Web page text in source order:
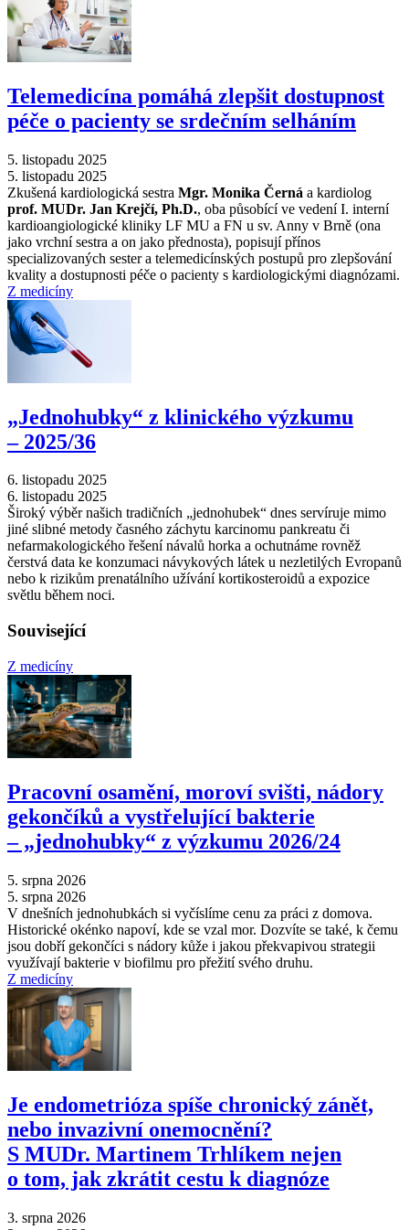
Telemedicína pomáhá zlepšit dostupnost
péče o pacienty se srdečním selháním
5. listopadu 2025
5. listopadu 2025
Zkušená kardiologická sestra Mgr. Monika Černá a kardiolog
prof. MUDr. Jan Krejčí, Ph.D., oba působící ve vedení I. interní
kardioangiologické kliniky LF MU a FN u sv. Anny v Brně (ona
jako vrchní sestra a on jako přednosta), popisují přínos
specializovaných sester a telemedicínských postupů pro zlepšování
kvality a dostupnosti péče o pacienty s kardiologickými diagnózami.
Z medicíny
„Jednohubky“ z klinického výzkumu
–⁠ 2025/36
6. listopadu 2025
6. listopadu 2025
Široký výběr našich tradičních „jednohubek“ dnes servíruje mimo
jiné slibné metody časného záchytu karcinomu pankreatu či
nefarmakologického řešení návalů horka a ochutnáme rovněž
čerstvá data ke konzumaci návykových látek u nezletilých Evropanů
nebo k rizikům prenatálního užívání kortikosteroidů a expozice
světlu během noci.
Související
Z medicíny
Pracovní osamění, moroví svišti, nádory
gekončíků a vystřelující bakterie
–⁠ „jednohubky“ z výzkumu 2026/24
5. srpna 2026
5. srpna 2026
V dnešních jednohubkách si vyčíslíme cenu za práci z domova.
Historické okénko napoví, kde se vzal mor. Dozvíte se také, k čemu
jsou dobří gekončíci s nádory kůže i jakou překvapivou strategii
využívají bakterie v biofilmu pro přežití svého druhu.
Z medicíny
Je endometrióza spíše chronický zánět,
nebo invazivní onemocnění?
S MUDr. Martinem Trhlíkem nejen
o tom, jak zkrátit cestu k diagnóze
3. srpna 2026